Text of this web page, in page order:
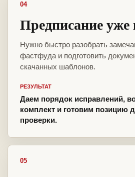
04
Предписание уже
Нужно быстро разобрать
фастфуда и подготовить
скачанных шаблонов.
РЕЗУЛЬТАТ
Даем порядок исправлений,
комплект и готовим позицию
проверки.
05